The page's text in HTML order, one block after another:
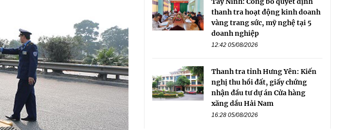
thanh tra hoạt động kinh doanh
vàng trang sức, mỹ nghệ tại 5
doanh nghiệp
12:42 05/08/2026
Thanh tra tỉnh Hưng Yên: Kiến
nghị thu hồi đất, giấy chứng
nhận đầu tư dự án Cửa hàng
xăng dầu Hải Nam
16:28 05/08/2026